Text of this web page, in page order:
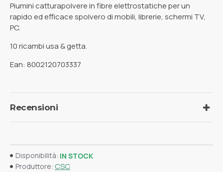
Piumini catturapolvere in fibre elettrostatiche per un
rapido ed efficace spolvero di mobili, librerie, schermi TV,
PC.
10 ricambi usa & getta.
Ean: 8002120703337
Recensioni
Disponibilità: IN STOCK
Produttore: CSC